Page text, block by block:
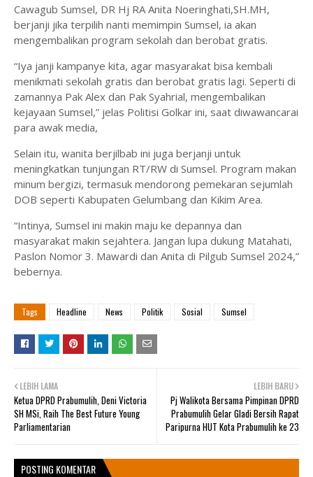
Cawagub Sumsel, DR Hj RA Anita Noeringhati,SH.MH,
berjanji jika terpilih nanti memimpin Sumsel, ia akan
mengembalikan program sekolah dan berobat gratis.
“Iya janji kampanye kita, agar masyarakat bisa kembali
menikmati sekolah gratis dan berobat gratis lagi. Seperti di
zamannya Pak Alex dan Pak Syahrial, mengembalikan
kejayaan Sumsel,” jelas Politisi Golkar ini, saat diwawancarai
para awak media,
Selain itu, wanita berjilbab ini juga berjanji untuk
meningkatkan tunjungan RT/RW di Sumsel. Program makan
minum bergizi, termasuk mendorong pemekaran sejumlah
DOB seperti Kabupaten Gelumbang dan Kikim Area.
“Intinya, Sumsel ini makin maju ke depannya dan
masyarakat makin sejahtera. Jangan lupa dukung Matahati,
Paslon Nomor 3. Mawardi dan Anita di Pilgub Sumsel 2024,”
bebernya.
Tags Headline News Politik Sosial Sumsel
LEBIH BARU
Pj Walikota Bersama Pimpinan DPRD
Prabumulih Gelar Gladi Bersih Rapat
Paripurna HUT Kota Prabumulih ke 23
LEBIH LAMA
Ketua DPRD Prabumulih, Deni Victoria
SH MSi, Raih The Best Future Young
Parliamentarian
POSTING KOMENTAR